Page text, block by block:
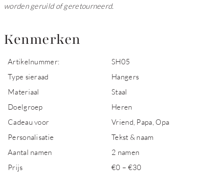
worden geruild of geretourneerd.
Kenmerken
Artikelnummer:
SH05
Type sieraad
Hangers
Materiaal
Staal
Doelgroep
Heren
Cadeau voor
Vriend, Papa, Opa
Personalisatie
Tekst & naam
Aantal namen
2 namen
Prijs
€0 – €30